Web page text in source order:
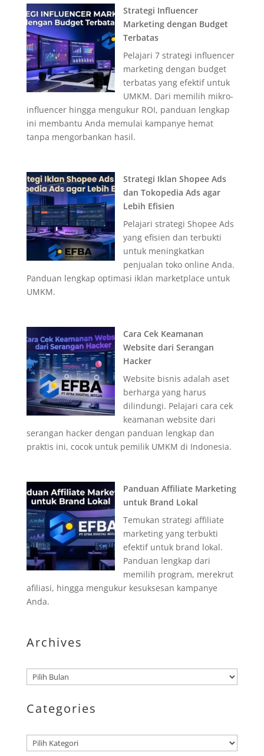
Strategi Influencer
Marketing dengan Budget
Terbatas
Pelajari 7 strategi influencer
marketing dengan budget
terbatas yang efektif untuk
UMKM. Dari memilih mikro-
influencer hingga mengukur ROI, panduan lengkap
ini membantu Anda memulai kampanye hemat
tanpa mengorbankan hasil.
Strategi Iklan Shopee Ads
dan Tokopedia Ads agar
Lebih Efisien
Pelajari strategi Shopee Ads
yang efisien dan terbukti
untuk meningkatkan
penjualan toko online Anda.
Panduan lengkap optimasi iklan marketplace untuk
UMKM.
Cara Cek Keamanan
Website dari Serangan
Hacker
Website bisnis adalah aset
berharga yang harus
dilindungi. Pelajari cara cek
keamanan website dari
serangan hacker dengan panduan lengkap dan
praktis ini, cocok untuk pemilik UMKM di Indonesia.
Panduan Affiliate Marketing
untuk Brand Lokal
Temukan strategi affiliate
marketing yang terbukti
efektif untuk brand lokal.
Panduan lengkap dari
memilih program, merekrut
afiliasi, hingga mengukur kesuksesan kampanye
Anda.
Archives
Arsip
Categories
Kategori